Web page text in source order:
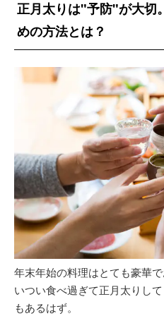
正月太りは"予防"が大切
めの方法とは？
年末年始の料理はとても豪華
いつい食べ過ぎて正月太りし
もあるはず。